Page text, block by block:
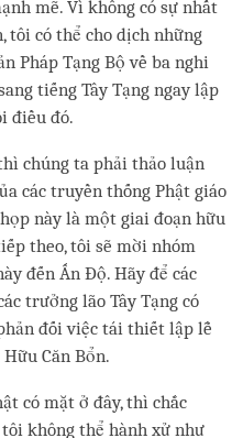
mẽ. Vì không có sự nhất
tôi có thể cho dịch những
Pháp Tạng Bộ về ba nghi
tiếng Tây Tạng ngay lập
điều đó.
chúng ta phải thảo luận
các truyền thống Phật giáo
này là một giai đoạn hữu
theo, tôi sẽ mời nhóm
đến Ấn Độ. Hãy để các
trưởng lão Tây Tạng có
đối việc tái thiết lập lễ
Căn Bổn.
có mặt ở đây, thì chắc
không thể hành xử như